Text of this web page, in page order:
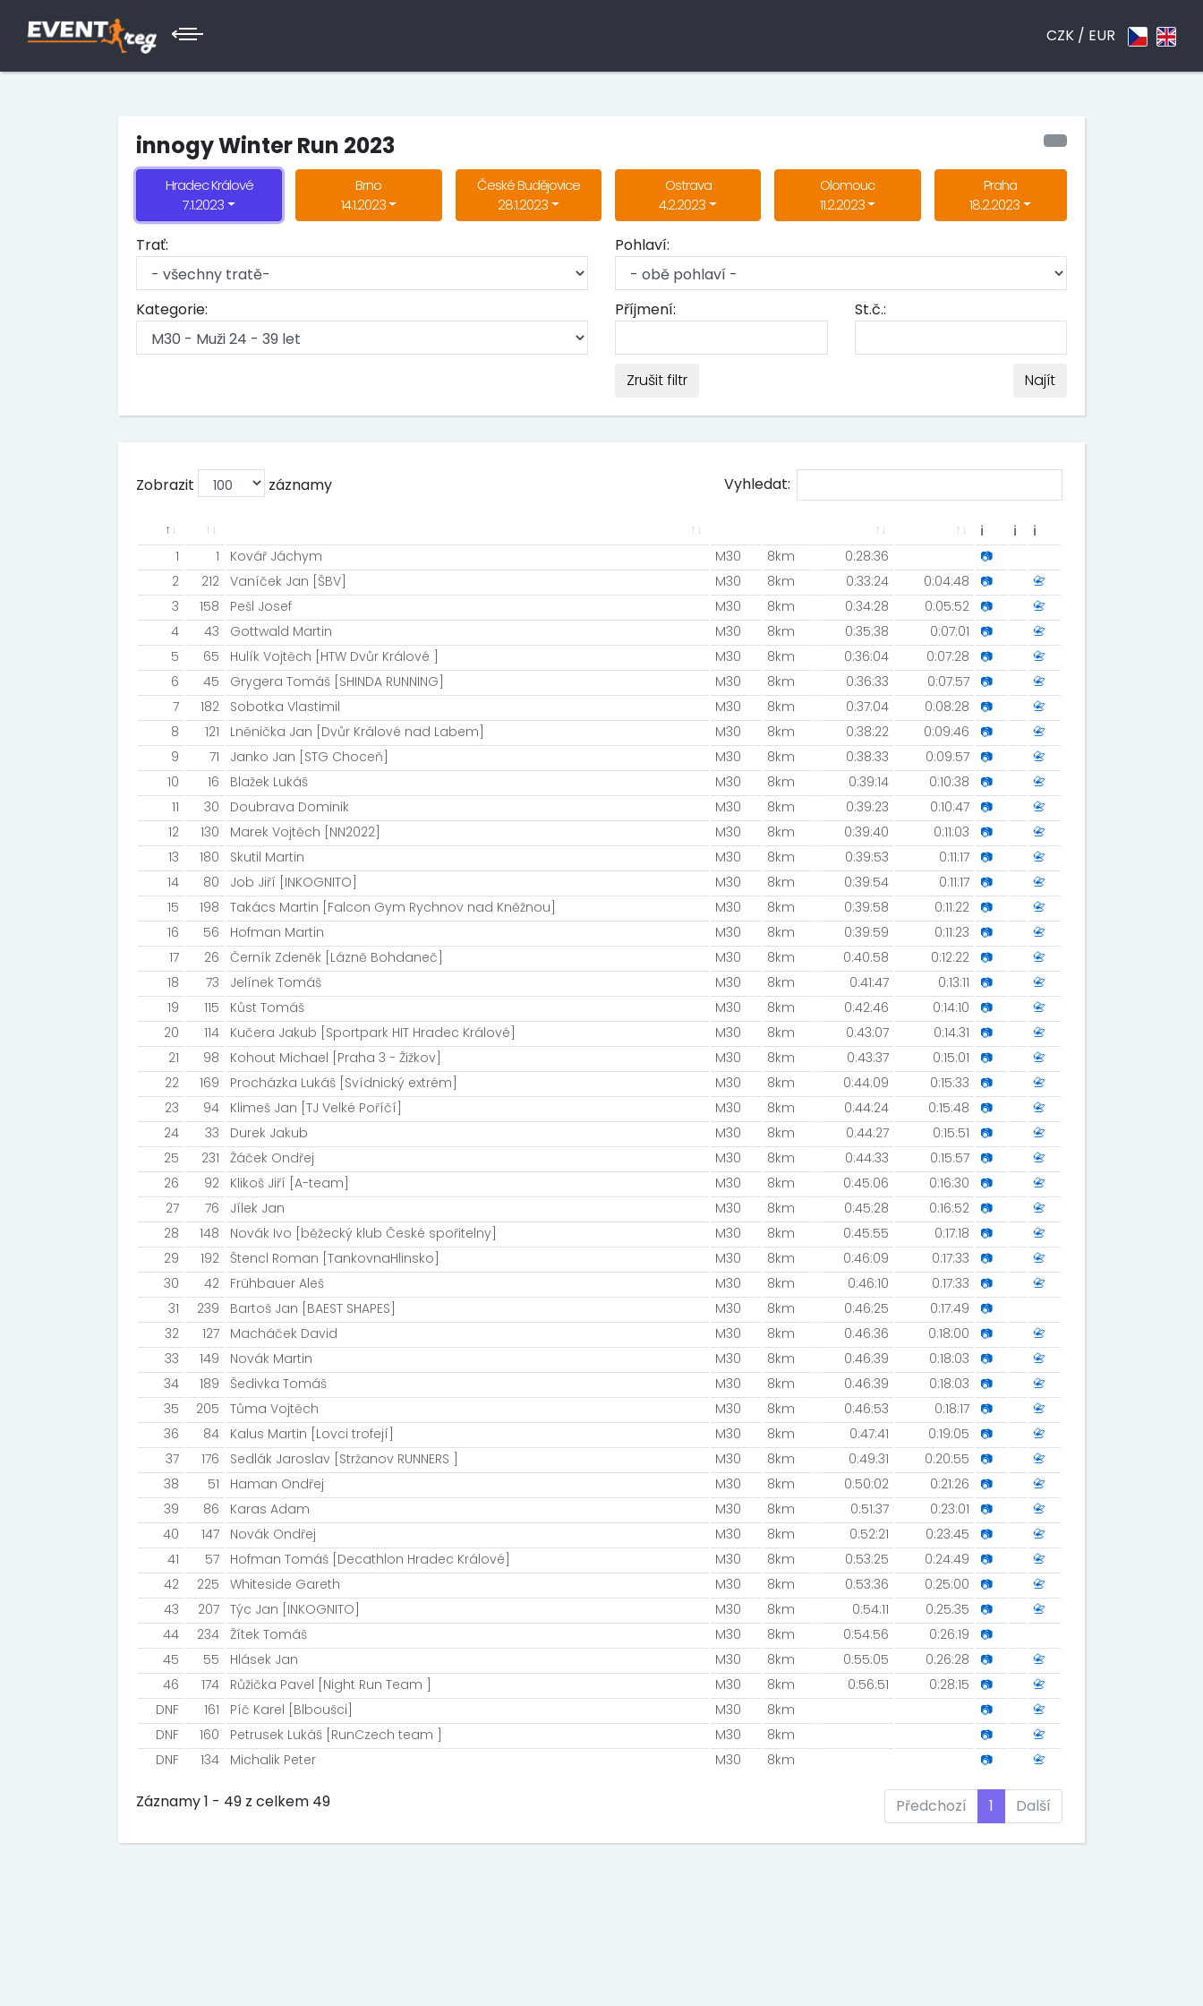
CZK / EUR
innogy Winter Run 2023
Hradec Králové
7.1.2023
Brno
14.1.2023
České Budějovice
28.1.2023
Ostrava
4.2.2023
Olomouc
11.2.2023
Praha
18.2.2023
Trať: Pohlaví:
Kategorie: Příjmení: St.č.:
Zrušit filtr Najít
Zobrazit záznamy Vyhledat:
ℹ ℹ
ℹ
1
1 Kovář Jáchym M30 8km 0:28:36
📷
2
212 Vaníček Jan [ŠBV] M30 8km 0:33:24 0:04:48 📷
📇
3
158 Pešl Josef M30 8km 0:34:28 0:05:52 📷
📇
4
43 Gottwald Martin M30 8km 0:35:38 0:07:01 📷
📇
5
65 Hulík Vojtěch [HTW Dvůr Králové ] M30 8km 0:36:04 0:07:28 📷
📇
6
45 Grygera Tomáš [SHINDA RUNNING] M30 8km 0:36:33 0:07:57 📷
📇
7
182 Sobotka Vlastimil M30 8km 0:37:04 0:08:28 📷
📇
8
121 Lněnička Jan [Dvůr Králové nad Labem] M30 8km 0:38:22 0:09:46 📷
📇
9
71 Janko Jan [STG Choceň] M30 8km 0:38:33 0:09:57 📷
📇
10
16 Blažek Lukáš M30 8km 0:39:14 0:10:38 📷
📇
11
30 Doubrava Dominik M30 8km 0:39:23 0:10:47 📷
📇
12
130 Marek Vojtěch [NN2022] M30 8km 0:39:40 0:11:03 📷
📇
13
180 Skutil Martin M30 8km 0:39:53 0:11:17 📷
📇
14
80 Job Jiří [INKOGNITO] M30 8km 0:39:54 0:11:17 📷
📇
15
198 Takács Martin [Falcon Gym Rychnov nad Kněžnou] M30 8km 0:39:58 0:11:22 📷
📇
16
56 Hofman Martin M30 8km 0:39:59 0:11:23 📷
📇
17
26 Černík Zdeněk [Lázně Bohdaneč] M30 8km 0:40:58 0:12:22 📷
📇
18
73 Jelínek Tomáš M30 8km 0:41:47 0:13:11 📷
📇
19
115 Kůst Tomáš M30 8km 0:42:46 0:14:10 📷
📇
20
114 Kučera Jakub [Sportpark HIT Hradec Králové] M30 8km 0:43:07 0:14:31 📷
📇
21
98 Kohout Michael [Praha 3 - Žižkov] M30 8km 0:43:37 0:15:01 📷
📇
22
169 Procházka Lukáš [Svídnický extrém] M30 8km 0:44:09 0:15:33 📷
📇
23
94 Klimeš Jan [TJ Velké Poříčí] M30 8km 0:44:24 0:15:48 📷
📇
24
33 Durek Jakub M30 8km 0:44:27 0:15:51 📷
📇
25
231 Žáček Ondřej M30 8km 0:44:33 0:15:57 📷
📇
26
92 Klikoš Jiří [A-team] M30 8km 0:45:06 0:16:30 📷
📇
27
76 Jílek Jan M30 8km 0:45:28 0:16:52 📷
📇
28
148 Novák Ivo [běžecký klub České spořitelny] M30 8km 0:45:55 0:17:18 📷
📇
29
192 Štencl Roman [TankovnaHlinsko] M30 8km 0:46:09 0:17:33 📷
📇
30
42 Frühbauer Aleš M30 8km 0:46:10 0:17:33 📷
📇
31
239 Bartoš Jan [BAEST SHAPES] M30 8km 0:46:25 0:17:49
📷
32
127 Macháček David M30 8km 0:46:36 0:18:00 📷
📇
33
149 Novák Martin M30 8km 0:46:39 0:18:03 📷
📇
34
189 Šedivka Tomáš M30 8km 0:46:39 0:18:03 📷
📇
35
205 Tůma Vojtěch M30 8km 0:46:53 0:18:17 📷
📇
36
84 Kalus Martin [Lovci trofejí] M30 8km 0:47:41 0:19:05 📷
📇
37
176 Sedlák Jaroslav [Stržanov RUNNERS ] M30 8km 0:49:31 0:20:55 📷
📇
38
51 Haman Ondřej M30 8km 0:50:02 0:21:26 📷
📇
39
86 Karas Adam M30 8km 0:51:37 0:23:01 📷
📇
40
147 Novák Ondřej M30 8km 0:52:21 0:23:45 📷
📇
41
57 Hofman Tomáš [Decathlon Hradec Králové] M30 8km 0:53:25 0:24:49 📷
📇
42
225 Whiteside Gareth M30 8km 0:53:36 0:25:00 📷
📇
43
207 Týc Jan [INKOGNITO] M30 8km 0:54:11 0:25:35 📷
📇
44
234 Žítek Tomáš M30 8km 0:54:56 0:26:19
📷
45
55 Hlásek Jan M30 8km 0:55:05 0:26:28 📷
📇
46
174 Růžička Pavel [Night Run Team ] M30 8km 0:56:51 0:28:15 📷
📇
DNF
161 Píč Karel [Blboušci] M30 8km 📷
📇
DNF
160 Petrusek Lukáš [RunCzech team ] M30 8km 📷
📇
DNF
134 Michalik Peter M30 8km 📷 📇
Záznamy 1 - 49 z celkem 49 Předchozí 1 Další